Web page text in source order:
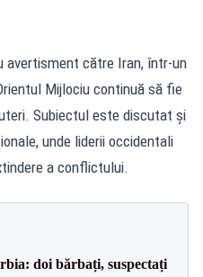
avertisment către Iran, într-un
Mijlociu continuă să fie
Subiectul este discutat și
unde liderii occidentali
a conflictului.
doi bărbați, suspectați